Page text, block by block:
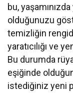
bu,
olduğunuzu
temizliğin
yaratıcılığı ve
Bu durumda
eşiğinde
istediğiniz yeni